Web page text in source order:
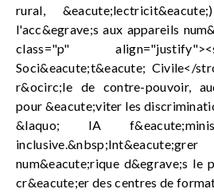
rural,
l'acc&egrave;s aux appareils
class="p"
Soci&eacute;t&eacute; Civile</
r&ocirc;le de contre-pouvoir,
pour &eacute;viter les
&laquo; IA
num&eacute;rique d&egrave;s le
cr&eacute;er des centres de